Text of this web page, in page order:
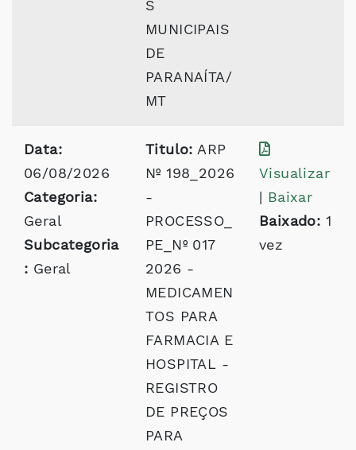
S
MUNICIPAIS
DE
PARANAÍTA/
MT
Data:
06/08/2026
Categoria:
Geral
Subcategoria
: Geral
Titulo: ARP
Nº 198_2026
-
PROCESSO_
PE_Nº 017
2026 -
MEDICAMEN
TOS PARA
FARMACIA E
HOSPITAL -
REGISTRO
DE PREÇOS
PARA
Visualizar
| Baixar
Baixado: 1
vez